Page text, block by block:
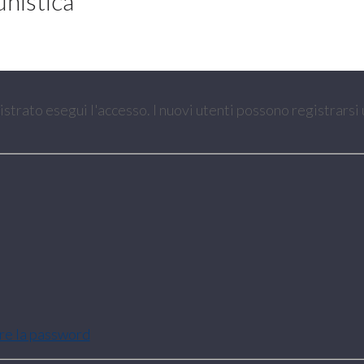
esegui l'accesso. I nuovi utenti possono
la password